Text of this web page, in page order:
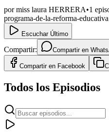
pormiss laura HERRERA•1
programa-de-la-reforma-educativa
Escuchar Último
Compartir: Compartir en
Compartir en Facebook
Todos los Episodios